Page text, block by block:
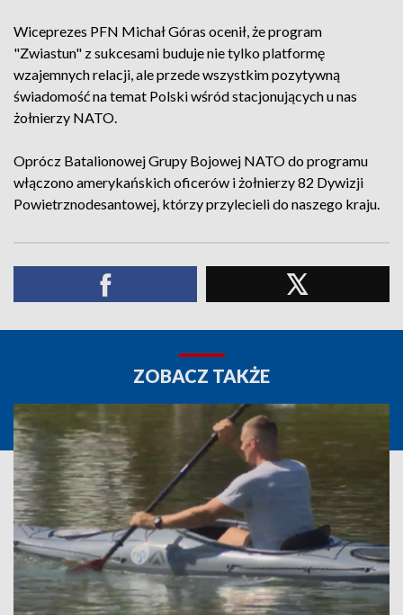
Wiceprezes PFN Michał Góras ocenił, że program
"Zwiastun" z sukcesami buduje nie tylko platformę
wzajemnych relacji, ale przede wszystkim pozytywną
świadomość na temat Polski wśród stacjonujących u nas
żołnierzy NATO.
Oprócz Batalionowej Grupy Bojowej NATO do programu
włączono amerykańskich oficerów i żołnierzy 82 Dywizji
Powietrznodesantowej, którzy przylecieli do naszego kraju.
ZOBACZ TAKŻE